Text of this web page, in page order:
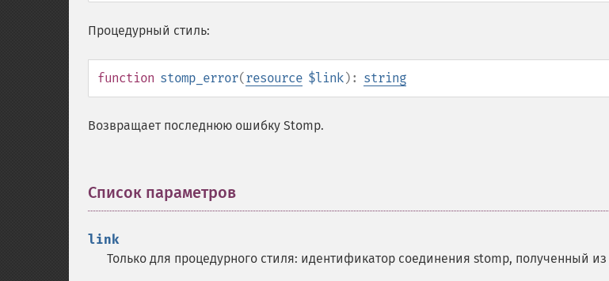
Процедурный стиль:
function stomp_error(resource $link): string
Возвращает последнюю ошибку Stomp.
Список параметров
link
Только для процедурного стиля: идентификатор соединения stomp, полученный из